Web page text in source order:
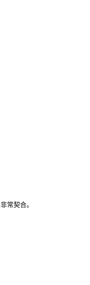
常契合。